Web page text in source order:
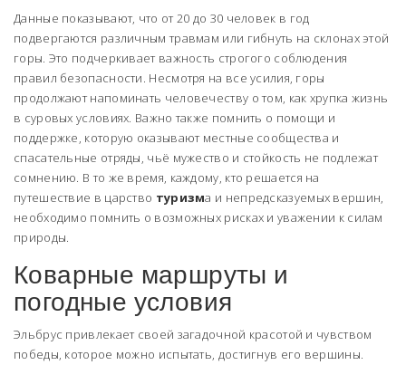
Данные показывают, что от 20 до 30 человек в год
подвергаются различным травмам или гибнуть на склонах этой
горы. Это подчеркивает важность строгого соблюдения
правил безопасности. Несмотря на все усилия, горы
продолжают напоминать человечеству о том, как хрупка жизнь
в суровых условиях. Важно также помнить о помощи и
поддержке, которую оказывают местные сообщества и
спасательные отряды, чьё мужество и стойкость не подлежат
сомнению. В то же время, каждому, кто решается на
путешествие в царство туризма и непредсказуемых вершин,
необходимо помнить о возможных рисках и уважении к силам
природы.
Коварные маршруты и
погодные условия
Эльбрус привлекает своей загадочной красотой и чувством
победы, которое можно испытать, достигнув его вершины.